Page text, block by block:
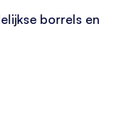
borrels en